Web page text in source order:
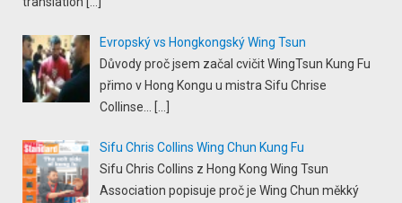
Evropský vs Hongkongský Wing Tsun
Důvody proč jsem začal cvičit WingTsun Kung Fu
přimo v Hong Kongu u mistra Sifu Chrise
Collinse...
Sifu Chris Collins Wing Chun Kung Fu
Sifu Chris Collins z Hong Kong Wing Tsun
Association popisuje proč je Wing Chun měkký